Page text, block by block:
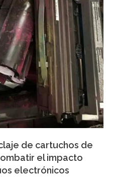
de cartuchos de
el impacto
electrónicos